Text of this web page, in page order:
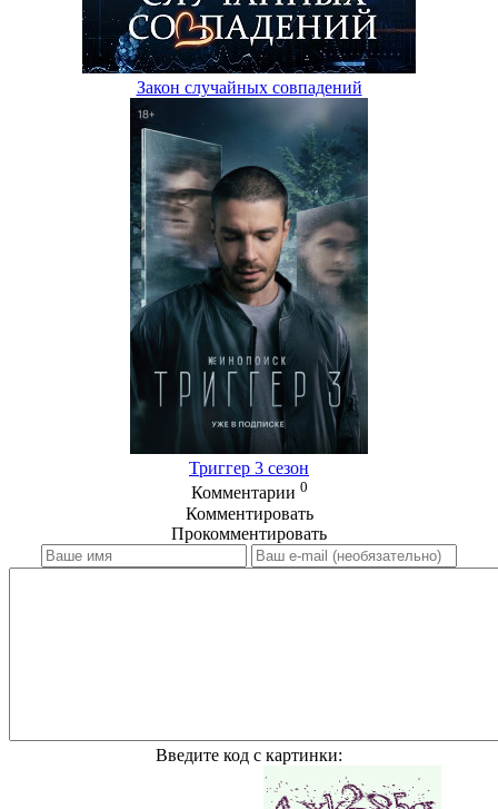
Закон случайных совпадений
Триггер 3 сезон
Комментарии 0
Комментировать
Прокомментировать
Введите код с картинки: